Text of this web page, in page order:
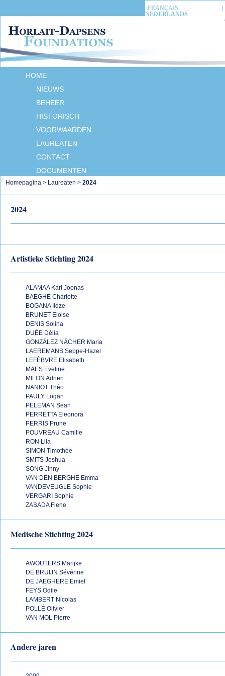
FRANÇAIS
NEDERLANDS
HOME
NIEUWS
BEHEER
HISTORISCH
VOORWAARDEN
LAUREATEN
CONTACT
DOCUMENTEN
Homepagina > Laureaten > 2024
2024
Artistieke Stichting 2024
ALAMAA Karl Joonas
BAEGHE Charlotte
BOGANA Ildze
BRUNET Eloise
DENIS Solina
DUÉE Délia
GONZÁLEZ NÁCHER Maria
LAEREMANS Seppe-Hazel
LEFÈBVRE Elisabeth
MAES Eveline
MILON Adrien
NANIOT Théo
PAULY Logan
PELEMAN Sean
PERRETTA Eleonora
PERRIS Prune
POUVREAU Camille
RON Lila
SIMON Timothée
SMITS Joshua
SONG Jinny
VAN DEN BERGHE Emma
VANDEVEUGLE Sophie
VERGARI Sophie
ZASADA Fiene
Medische Stichting 2024
AWOUTERS Marijke
DE BRUIJN Sévérine
DE JAEGHERE Emiel
FEYS Odile
LAMBERT Nicolas
POLLÉ Olivier
VAN MOL Pierre
Andere jaren